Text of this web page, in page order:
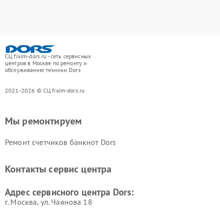
СЦ fixim-dors.ru - сеть сервисных
центров в Москве по ремонту и
обслуживанию техники Dors
2021-2026 © СЦ fixim-dors.ru
Мы ремонтируем
Ремонт счетчиков банкнот Dors
Контакты сервис центра
Адрес сервисного центра Dors:
г. Москва, ул. Чаянова 18